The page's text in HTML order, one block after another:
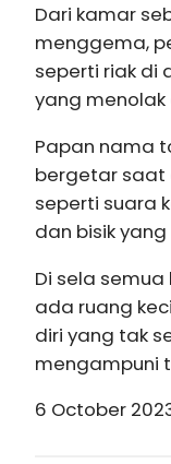
Dari kamar
menggema,
seperti riak di
yang menolak
Papan nama
bergetar saat
seperti suara
dan bisik
Di sela semua
ada ruang
diri yang tak
mengampuni
6 October